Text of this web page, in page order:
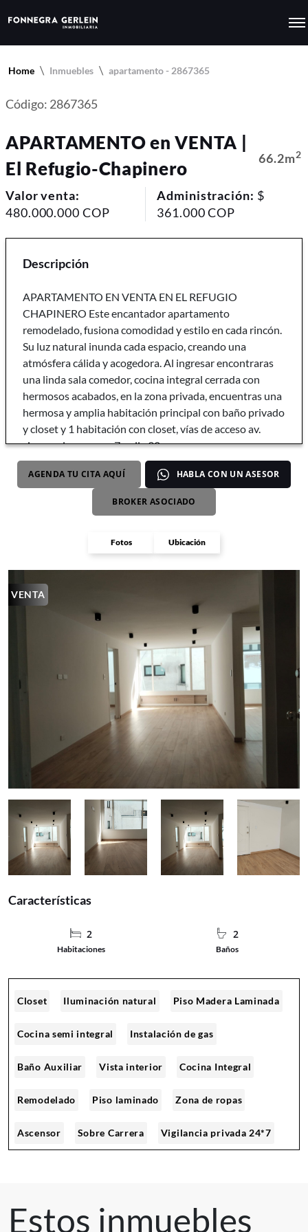
Home Inmuebles apartamento - 2867365
Fotos Ubicación
VENTA
Características
2
Habitaciones
2
Baños
Closet Iluminación natural Piso Madera Laminada
Cocina semi integral Instalación de gas
Baño Auxiliar Vista interior Cocina Integral
Remodelado Piso laminado Zona de ropas
Ascensor Sobre Carrera Vigilancia privada 24*7
Código: 2867365
APARTAMENTO en VENTA |
El Refugio-Chapinero
66.2m2
Valor venta:
480.000.000 COP
Administración: $
361.000 COP
Descripción
APARTAMENTO EN VENTA EN EL REFUGIO
CHAPINERO Este encantador apartamento
remodelado, fusiona comodidad y estilo en cada rincón.
Su luz natural inunda cada espacio, creando una
atmósfera cálida y acogedora. Al ingresar encontraras
una linda sala comedor, cocina integral cerrada con
hermosos acabados, en la zona privada, encuentras una
hermosa y amplia habitación principal con baño privado
y closet y 1 habitación con closet, vías de acceso av.
circunvalar, carrera 7, calle 92.
AGENDA TU CITA AQUÍ HABLA CON UN ASESOR
BROKER ASOCIADO
Estos inmuebles